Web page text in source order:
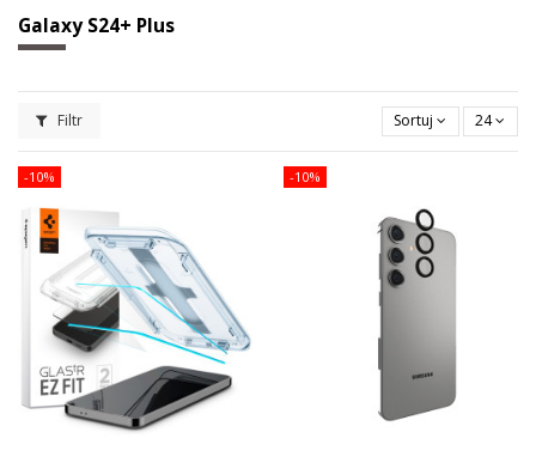
Galaxy S24+ Plus
Filtr Sortuj 24
-10% -10%